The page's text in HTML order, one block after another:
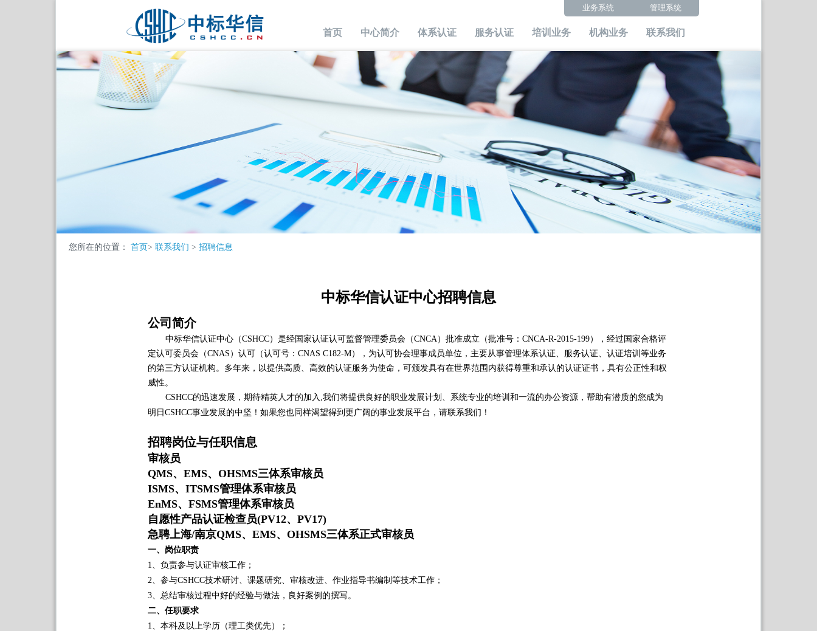
管理系统
业务系统
首页 中心简介 体系认证 服务认证 培训业务 机构业务 联系我们
您所在的位置： 首页> 联系我们 > 招聘信息
中标华信认证中心招聘信息
公司简介
中标华信认证中心（CSHCC）是经国家认证认可监督管理委员会（CNCA）批准成立（批准号：CNCA-R-2015-199），经过国家合格评
定认可委员会（CNAS）认可（认可号：CNAS C182-M），为认可协会理事成员单位，主要从事管理体系认证、服务认证、认证培训等业务
的第三方认证机构。多年来，以提供高质、高效的认证服务为使命，可颁发具有在世界范围内获得尊重和承认的认证证书，具有公正性和权
威性。
CSHCC的迅速发展，期待精英人才的加入,我们将提供良好的职业发展计划、系统专业的培训和一流的办公资源，帮助有潜质的您成为
明日CSHCC事业发展的中坚！如果您也同样渴望得到更广阔的事业发展平台，请联系我们！
招聘岗位与任职信息
审核员
QMS、EMS、OHSMS三体系审核员
ISMS、ITSMS管理体系审核员
EnMS、FSMS管理体系审核员
自愿性产品认证检查员(PV12、PV17)
急聘上海/南京QMS、EMS、OHSMS三体系正式审核员
一、 岗位职责
1、负责参与认证审核工作；
2、参与CSHCC技术研讨、课题研究、审核改进、作业指导书编制等技术工作；
3、总结审核过程中好的经验与做法，良好案例的撰写。
二、 任职要求
1、 本科及以上学历（理工类优先）；